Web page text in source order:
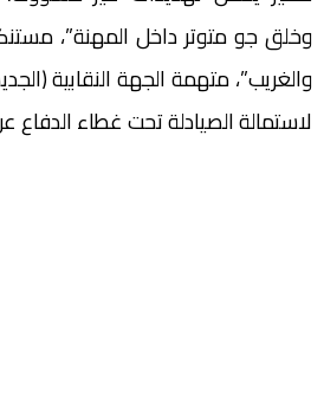
وخلق جو متوتر داخل المهنة”،
والغريب”، متهمة الجهة النقابية
لاستمالة الصيادلة تحت غطاء الدفاع